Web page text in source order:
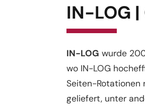
IN-LOG
IN-LOG wurde
wo IN-LOG
Seiten-Rotationen
geliefert, unter